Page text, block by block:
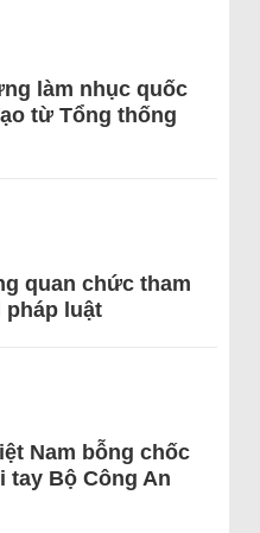
làm nhục quốc
từ Tổng thống
quan chức tham
luật
Nam bỗng chốc
Bộ Công An